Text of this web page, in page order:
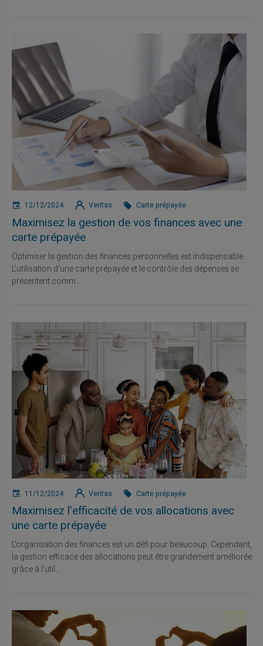
12/12/2024 Veritas Carte prépayée
Maximisez la gestion de vos finances avec une
carte prépayée
Optimiser la gestion des finances personnelles est indispensable.
L'utilisation d'une carte prépayée et le contrôle des dépenses se
présentent comm...
11/12/2024 Veritas Carte prépayée
Maximisez l'efficacité de vos allocations avec
une carte prépayée
L'organisation des finances est un défi pour beaucoup. Cependant,
la gestion efficace des allocations peut être grandement améliorée
grâce à l'util...